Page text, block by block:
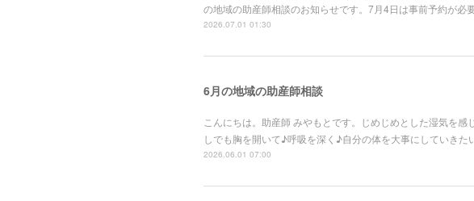
の地域の助産師相談のお知らせです。7月4日は事前予約が
2026.07.01 01:30
6月の地域の助産師相談
こんにちは。助産師 みやもとです。じめじめとした湿気を
しでも胸を開いて♪呼吸を深く♪自分の体を大事にしていき
2026.06.01 07:00